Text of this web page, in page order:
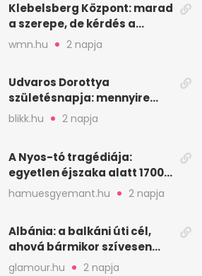
Klebelsberg Központ: marad
a szerepe, de kérdés a
hitelessége
wmn.hu 2 napja
Udvaros Dorottya
születésnapja: mennyire
ismered a filmszerepeit?
blikk.hu 2 napja
A Nyos-tó tragédiája:
egyetlen éjszaka alatt 1700
ember halt meg
hamuesgyemant.hu 2 napja
Albánia: a balkáni úti cél,
ahová bármikor szívesen
visszamennék
glamour.hu 2 napja